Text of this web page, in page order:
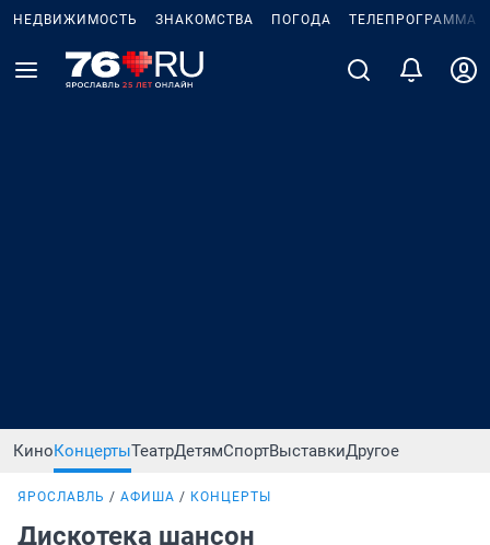
НЕДВИЖИМОСТЬ ЗНАКОМСТВА ПОГОДА ТЕЛЕПРОГРАММА
КиноКонцертыТеатрДетямСпортВыставкиДругое
ЯРОСЛАВЛЬ АФИША КОНЦЕРТЫ
Дискотека шансон